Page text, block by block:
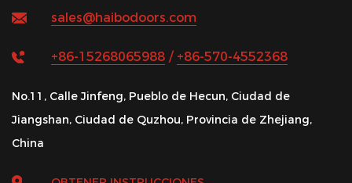
sales@haibodoors.com
+86-15268065988 / +86-570-4552368
No.11, Calle Jinfeng, Pueblo de Hecun, Ciudad de
Jiangshan, Ciudad de Quzhou, Provincia de Zhejiang,
China